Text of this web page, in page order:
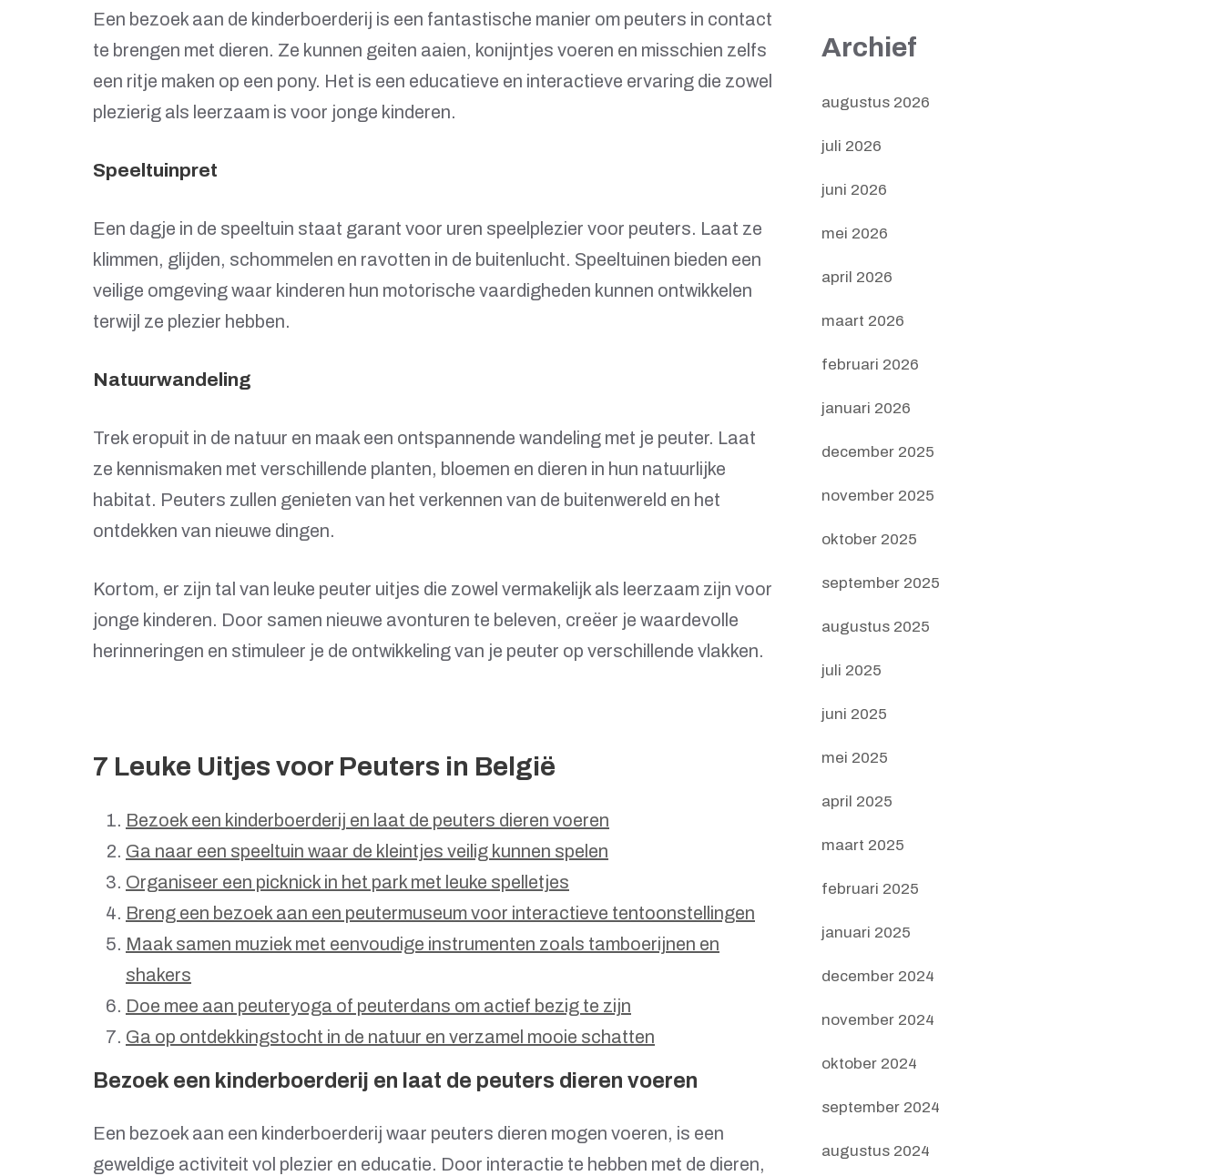
Een bezoek aan de kinderboerderij is een fantastische manier om peuters in contact
te brengen met dieren. Ze kunnen geiten aaien, konijntjes voeren en misschien zelfs
een ritje maken op een pony. Het is een educatieve en interactieve ervaring die zowel
plezierig als leerzaam is voor jonge kinderen.
Speeltuinpret
Een dagje in de speeltuin staat garant voor uren speelplezier voor peuters. Laat ze
klimmen, glijden, schommelen en ravotten in de buitenlucht. Speeltuinen bieden een
veilige omgeving waar kinderen hun motorische vaardigheden kunnen ontwikkelen
terwijl ze plezier hebben.
Natuurwandeling
Trek eropuit in de natuur en maak een ontspannende wandeling met je peuter. Laat
ze kennismaken met verschillende planten, bloemen en dieren in hun natuurlijke
habitat. Peuters zullen genieten van het verkennen van de buitenwereld en het
ontdekken van nieuwe dingen.
Kortom, er zijn tal van leuke peuter uitjes die zowel vermakelijk als leerzaam zijn voor
jonge kinderen. Door samen nieuwe avonturen te beleven, creëer je waardevolle
herinneringen en stimuleer je de ontwikkeling van je peuter op verschillende vlakken.
7 Leuke Uitjes voor Peuters in België
Bezoek een kinderboerderij en laat de peuters dieren voeren
Ga naar een speeltuin waar de kleintjes veilig kunnen spelen
Organiseer een picknick in het park met leuke spelletjes
Breng een bezoek aan een peutermuseum voor interactieve tentoonstellingen
Maak samen muziek met eenvoudige instrumenten zoals tamboerijnen en
shakers
Doe mee aan peuteryoga of peuterdans om actief bezig te zijn
Ga op ontdekkingstocht in de natuur en verzamel mooie schatten
Bezoek een kinderboerderij en laat de peuters dieren voeren
Een bezoek aan een kinderboerderij waar peuters dieren mogen voeren, is een
geweldige activiteit vol plezier en educatie. Door interactie te hebben met de dieren,
Archief
augustus 2026
juli 2026
juni 2026
mei 2026
april 2026
maart 2026
februari 2026
januari 2026
december 2025
november 2025
oktober 2025
september 2025
augustus 2025
juli 2025
juni 2025
mei 2025
april 2025
maart 2025
februari 2025
januari 2025
december 2024
november 2024
oktober 2024
september 2024
augustus 2024